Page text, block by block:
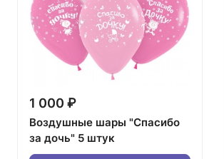
1 000 ₽
Воздушные шары "Спасибо
за дочь" 5 штук